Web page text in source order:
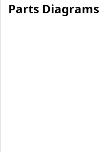
Parts Diagrams